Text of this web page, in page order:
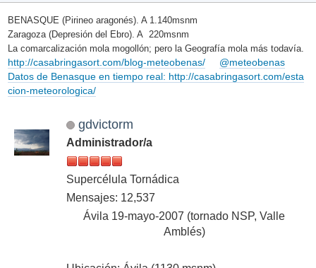
BENASQUE (Pirineo aragonés). A 1.140msnm
Zaragoza (Depresión del Ebro). A 220msnm
La comarcalización mola mogollón; pero la Geografía mola más todavía.
http://casabringasort.com/blog-meteobenas/
@meteobenas
Datos de Benasque en tiempo real: http://casabringasort.com/esta
cion-meteorologica/
gdvictorm
Administrador/a
Supercélula Tornádica
Mensajes: 12,537
Ávila 19-mayo-2007 (tornado NSP, Valle
Amblés)